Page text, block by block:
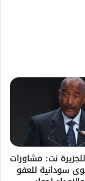
نت: مشاورات
سودانية للعفو